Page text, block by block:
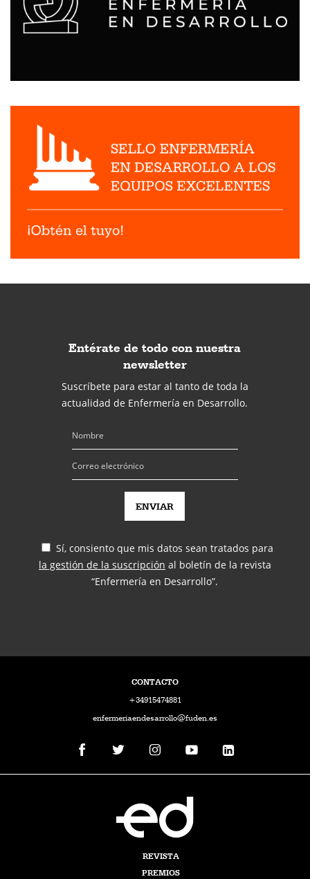
Entérate de todo con nuestra
newsletter
Suscríbete para estar al tanto de toda la
actualidad de Enfermería en Desarrollo.
Sí, consiento que mis datos sean tratados para
la gestión de la suscripción al boletín de la revista
“Enfermería en Desarrollo”.
CONTACTO
+34915474881
enfermeriaendesarrollo@fuden.es
REVISTA
PREMIOS